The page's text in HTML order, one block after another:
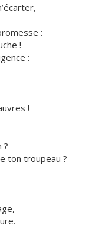
:
!
:
!
?
ton troupeau ?